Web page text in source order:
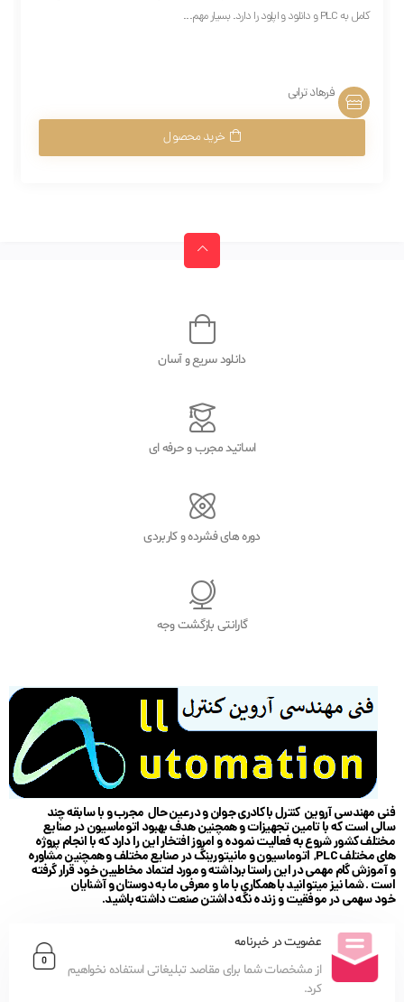
کامل به PLC و دانلود و اپلود را دارد. بسیار مهم...
فرهاد ترابی
خرید محصول
دانلود سریع و آسان
اساتید مجرب و حرفه ای
دوره های فشرده و کاربردی
گارانتی بازگشت وجه
فنی مهندسی آروین کنترل با کادری جوان و در عین حال مجرب و با سابقه چند
سالی است که با تامین تجهیزات و همچنین هدف بهبود اتوماسیون در صنایع
مختلف کشور شروع به فعالیت نموده و امروز افتخار این را دارد که با انجام پروژه
های مختلف PLC, اتوماسیون و مانیتورینگ در صنایع مختلف و همچنین مشاوره
و آموزش گام مهمی در این راستا برداشته و مورد اعتماد مخاطبین خود قرار گرفته
است . شما نیز میتوانید با همکاری با ما و معرفی ما به دوستان و آشنایان
خود سهمی در موفقیت و زنده نگه داشتن صنعت داشته باشید.
عضویت در خبرنامه
از مشخصات شما برای مقاصد تبلیغاتی استفاده نخواهیم
کرد.